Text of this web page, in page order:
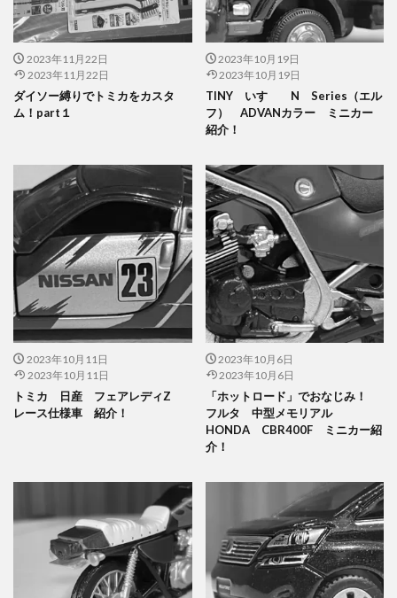
2023年11月22日
2023年11月22日
ダイソー縛りでトミカをカスタ
ム！part１
2023年10月19日
2023年10月19日
TINY いすゞ N Series（エル
フ） ADVANカラー ミニカー
紹介！
2023年10月11日
2023年10月11日
トミカ 日産 フェアレディZ
レース仕様車 紹介！
2023年10月6日
2023年10月6日
「ホットロード」でおなじみ！
フルタ 中型メモリアル
HONDA CBR400F ミニカー紹
介！